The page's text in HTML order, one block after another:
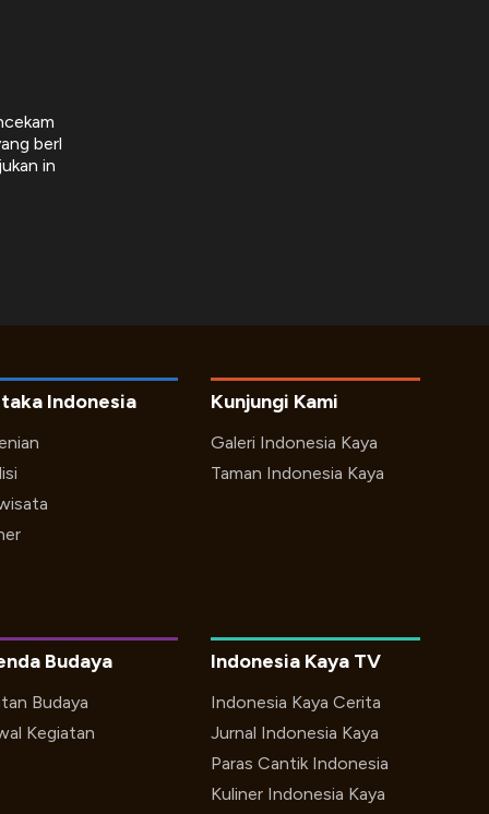
berl
in
Kunjungi Kami
Galeri Indonesia Kaya
Taman Indonesia Kaya
Indonesia
Indonesia Kaya TV
Indonesia Kaya Cerita
Jurnal Indonesia Kaya
Paras Cantik Indonesia
Kuliner Indonesia Kaya
Budaya
Budaya
Kegiatan